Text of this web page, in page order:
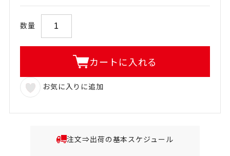
数量
カートに入れる
お気に入りに追加
注文⇒出荷の基本スケジュール